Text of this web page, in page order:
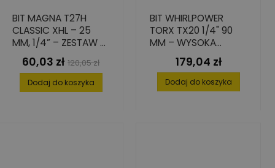
BIT MAGNA T27H
CLASSIC XHL – 25
MM, 1/4” – ZESTAW 5
SZT.Cena
60,03 zł Cena
podstawowa
120,05 zł
Dodaj do koszyka
BIT WHIRLPOWER
TORX TX20 1/4" 90
MM – WYSOKA
PRECYZJA, 10 SZT.
Cena
179,04 zł
Dodaj do koszyka